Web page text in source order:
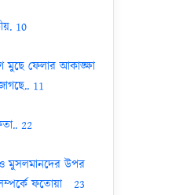
10
মুছে ফেলার আকাঙ্ক্ষা
11
22
ও মুসলমানদের উপর
ফতোয়া 23